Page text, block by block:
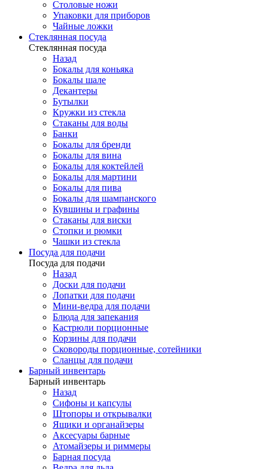
Столовые ножи
Упаковки для приборов
Чайные ложки
Стеклянная посуда
Стеклянная посуда
Назад
Бокалы для коньяка
Бокалы шале
Декантеры
Бутылки
Кружки из стекла
Стаканы для воды
Банки
Бокалы для бренди
Бокалы для вина
Бокалы для коктейлей
Бокалы для мартини
Бокалы для пива
Бокалы для шампанского
Кувшины и графины
Стаканы для виски
Стопки и рюмки
Чашки из стекла
Посуда для подачи
Посуда для подачи
Назад
Доски для подачи
Лопатки для подачи
Мини-ведра для подачи
Блюда для запекания
Кастрюли порционные
Корзины для подачи
Сковороды порционные, сотейники
Сланцы для подачи
Барный инвентарь
Барный инвентарь
Назад
Сифоны и капсулы
Штопоры и открывалки
Ящики и органайзеры
Аксесуары барные
Атомайзеры и риммеры
Барная посуда